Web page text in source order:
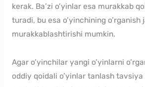
kerak. Ba’zi o’yinlar esa murakkab
turadi, bu esa o’yinchining o’rganish
murakkablashtirishi mumkin.
Agar o’yinchilar yangi o’yinlarni
oddiy qoidali o’yinlar tanlash tavsiya